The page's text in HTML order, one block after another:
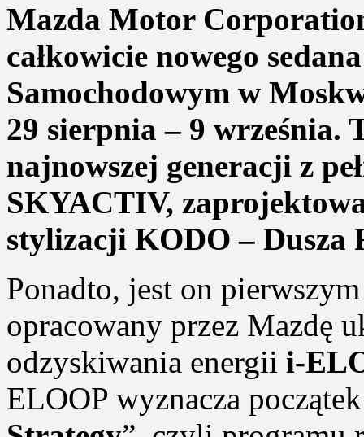
Mazda Motor
całkowicie nowego
Samochodowym w
29 sierpnia – 9 września.
najnowszej generacji z
SKYACTIV,
stylizacji KODO – Dusza
Ponadto, jest on
opracowany przez Mazdę
odzyskiwania energii i-
ELOOP wyznacza